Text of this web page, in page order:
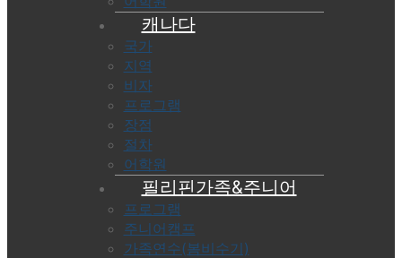
캐나다
국가
지역
비자
프로그램
장점
절차
어학원
필리핀가족&주니어
프로그램
주니어캠프
가족연수(봄비수기)